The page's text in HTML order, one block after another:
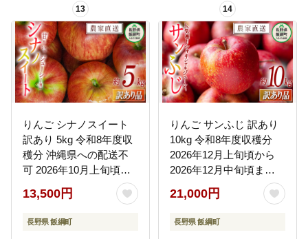
13
りんご シナノスイート
訳あり 5kg 令和8年度収
穫分 沖縄県への配送不
可 2026年10月上旬頃か
ら2026年10月中旬頃ま
で順次発送予定 宮本フ
ァーム エコファーマー
13,500円
長野県 飯綱町
14
りんご サンふじ 訳あり
10kg 令和8年度収穫分
2026年12月上旬頃から
2026年12月中旬頃まで
順次発送予定 宮本ファ
ーム エコファーマー 減
農薬栽培 傷 変形 サビ あ
21,000円
長野県 飯綱町